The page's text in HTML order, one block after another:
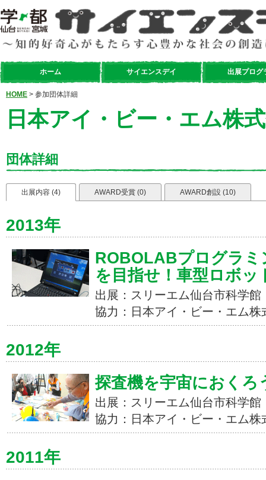
ホーム サイエンスデイ 出展プログ
HOME > 参加団体詳細
日本アイ・ビー・エム株
団体詳細
出展内容 (4) AWARD受賞 (0) AWARD創設 (10)
2013年
ROBOLABプログラミ
を目指せ！車型ロボッ
出展：スリーエム仙台市科学館
協力：日本アイ・ビー・エム株
2012年
探査機を宇宙におくろ
出展：スリーエム仙台市科学館
協力：日本アイ・ビー・エム株
2011年